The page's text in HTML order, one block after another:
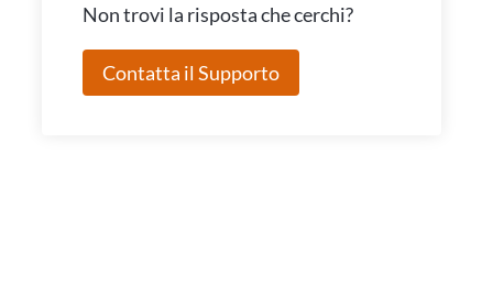
Non trovi la risposta che cerchi?
Contatta il Supporto